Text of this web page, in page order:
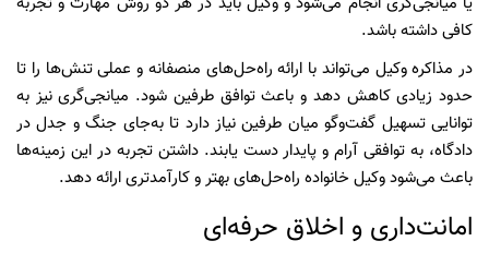
کافی داشته باشد.
در مذاکره وکیل می‌تواند با ارائه راه‌حل‌های منصفانه و عملی تنش‌ها را تا
حدود زیادی کاهش دهد و باعث توافق طرفین شود. میانجی‌گری نیز به
توانایی تسهیل گفت‌وگو میان طرفین نیاز دارد تا به‌جای جنگ و جدل در
دادگاه، به توافقی آرام و پایدار دست یابند. داشتن تجربه در این زمینه‌ها
باعث می‌شود وکیل خانواده راه‌حل‌های بهتر و کارآمدتری ارائه دهد.
امانت‌داری و اخلاق حرفه‌ای